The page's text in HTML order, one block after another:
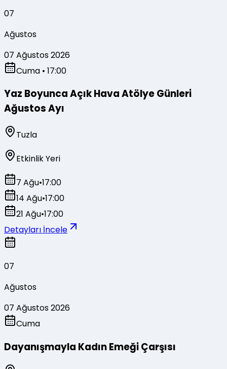
07
Ağustos
07 Ağustos 2026
Cuma • 17:00
Yaz Boyunca Açık Hava Atölye Günleri
Ağustos Ayı
Tuzla
Etkinlik Yeri
7 Ağu•17:00
14 Ağu•17:00
21 Ağu•17:00
Detayları İncele
07
Ağustos
07 Ağustos 2026
Cuma
Dayanışmayla Kadın Emeği Çarşısı